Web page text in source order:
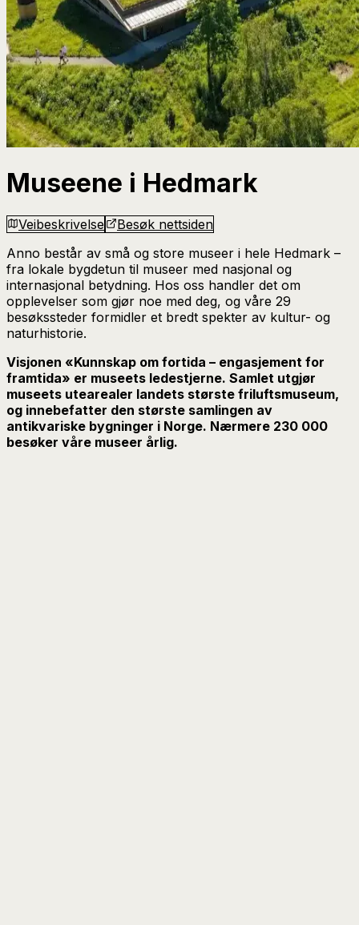
Museene i Hedmark
Veibeskrivelse
Besøk nettsiden
Anno består av små og store museer i hele Hedmark –
fra lokale bygdetun til museer med nasjonal og
internasjonal betydning. Hos oss handler det om
opplevelser som gjør noe med deg, og våre 29
besøkssteder formidler et bredt spekter av kultur- og
naturhistorie.
Visjonen «Kunnskap om fortida – engasjement for
framtida» er museets ledestjerne. Samlet utgjør
museets utearealer landets største friluftsmuseum,
og innebefatter den største samlingen av
antikvariske bygninger i Norge. Nærmere 230 000
besøker våre museer årlig.